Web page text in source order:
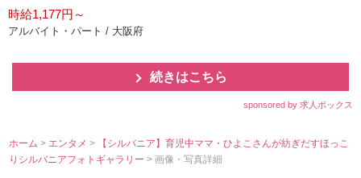
時給1,177円～
アルバイト・パート / 大阪府
続きはこちら
sponsored by 求人ボックス
ホーム > エンタメ>
【シルバニア】育児中ママ・ひよこさんが紡ぎだすほっこ
りシルバニアフォトギャラリー> 画像・写真詳細